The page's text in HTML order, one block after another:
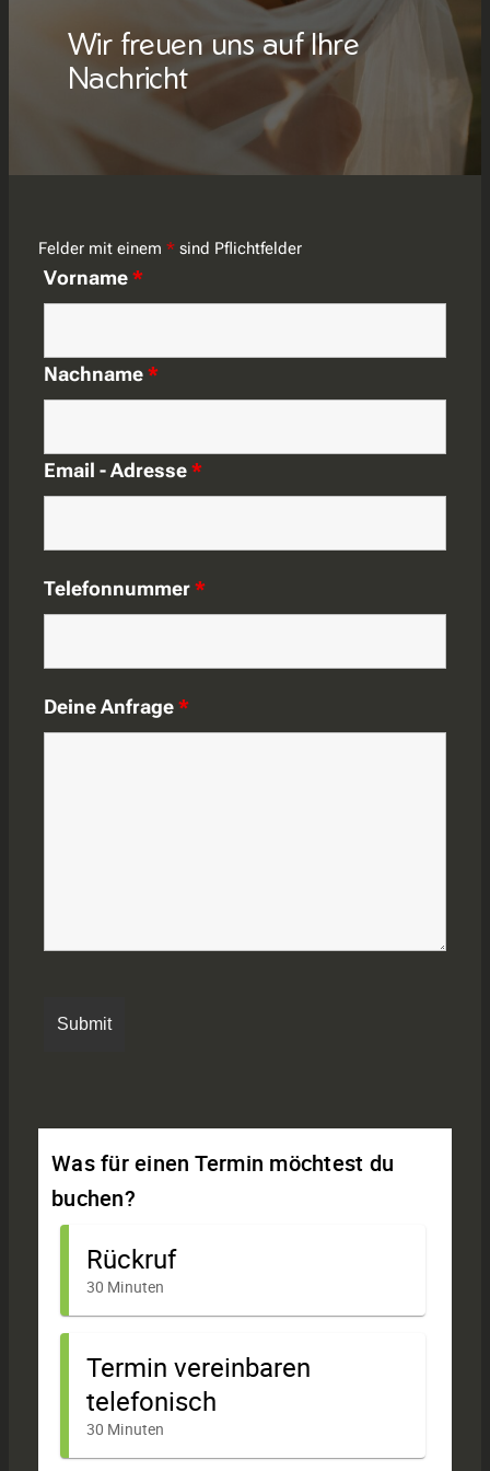
Wir freuen uns auf Ihre
Nachricht
Felder mit einem *sind Pflichtfelder
Vorname*
Nachname*
Email - Adresse*
Telefonnummer*
Deine Anfrage*